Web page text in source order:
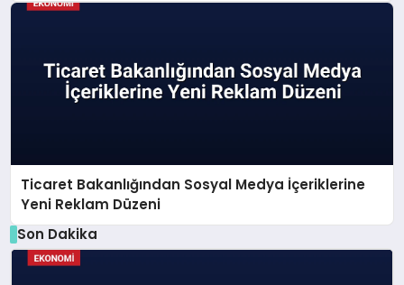
Ticaret Bakanlığından Sosyal Medya İçeriklerine
Yeni Reklam Düzeni
Son Dakika